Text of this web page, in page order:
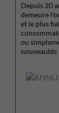
Depuis 20
demeure
et le plus
ou
nouveautés